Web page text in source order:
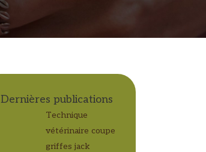
Dernières publications
Technique
vétérinaire coupe
griffes jack